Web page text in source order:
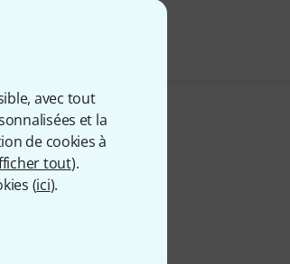
avec tout
et la
de cookies à
tout).
(ici).